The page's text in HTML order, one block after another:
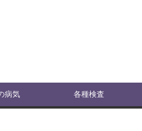
病気 各種検査